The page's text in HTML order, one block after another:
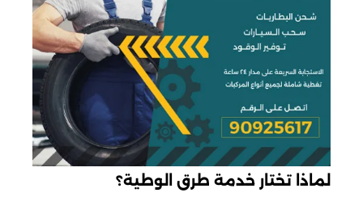
لماذا تختار خدمة طرق الوطية؟